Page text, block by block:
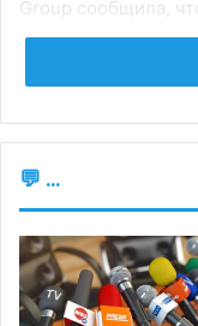
Group сообщила,
Компания
единственным
владельцами
Наталья Полякова с
💬 ...